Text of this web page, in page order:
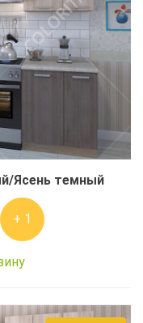
Ясень темный
+ 1